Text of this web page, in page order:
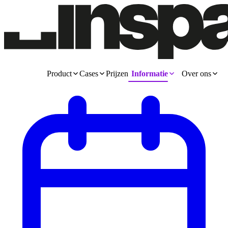
Product Cases Prijzen Informatie Over ons